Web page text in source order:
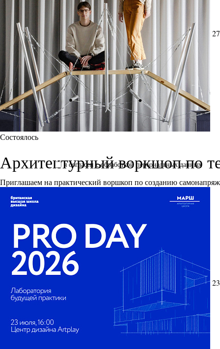
я согласен с обработкой персональных данных
Состоялось
Архитектурный воркшоп по
Приглашаем на практический воршкоп по созданию